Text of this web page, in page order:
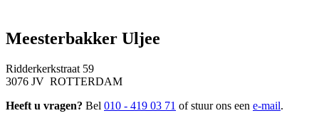
Meesterbakker Uljee
Ridderkerkstraat 59
3076 JV ROTTERDAM
Heeft u vragen? Bel 010 - 419 03 71 of stuur ons een e-mail.